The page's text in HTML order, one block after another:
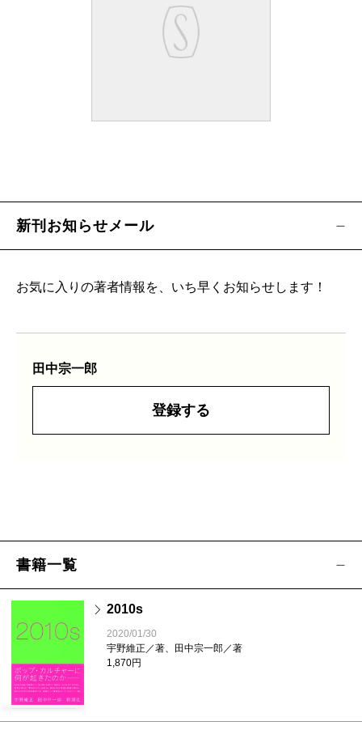
新刊お知らせメール
お気に入りの著者情報を、いち早くお知らせします！
田中宗一郎
登録する
書籍一覧
2010s
2020/01/30
宇野維正／著、田中宗一郎／著
1,870円